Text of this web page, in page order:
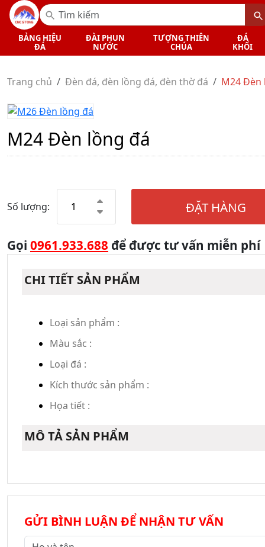
BẢNG HIỆU
ĐÁ
ĐÀI PHUN
NƯỚC
TƯỢNG THIÊN
CHÚA
ĐÁ
KHỐI
Trang chủ Đèn đá, đèn lồng đá, đèn thờ đá M24 Đèn
M24 Đèn lồng đá
Số lượng: ĐẶT HÀNG
Gọi 0961.933.688 để được tư vấn miễn phí
CHI TIẾT SẢN PHẨM
Loại sản phẩm :
Màu sắc :
Loại đá :
Kích thước sản phẩm :
Họa tiết :
MÔ TẢ SẢN PHẨM
GỬI BÌNH LUẬN ĐỂ NHẬN TƯ VẤN